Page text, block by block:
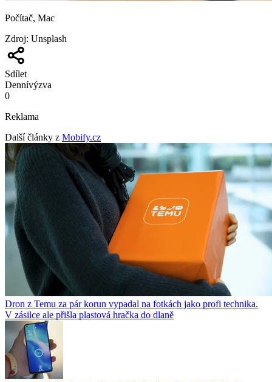
Počítač, Mac
Zdroj: Unsplash
Sdílet
Dennívýzva
0
Reklama
Další články z Mobify.cz
Dron z Temu za pár korun vypadal na fotkách jako profi technika.
V zásilce ale přišla plastová hračka do dlaně